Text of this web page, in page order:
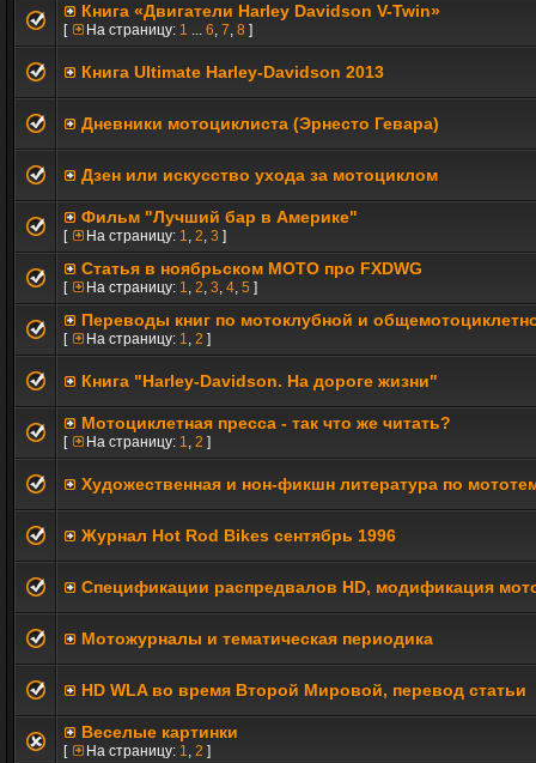
Книга «Двигатели Harley Davidson V-Twin»
[ На страницу: 1 ... 6, 7, 8 ]
Книга Ultimate Harley-Davidson 2013
Дневники мотоциклиста (Эрнесто Гевара)
Дзен или искусство ухода за мотоциклом
Фильм "Лучший бар в Америке"
[ На страницу: 1, 2, 3 ]
Статья в ноябрьском МОТО про FXDWG
[ На страницу: 1, 2, 3, 4, 5 ]
Переводы книг по мотоклубной и
[ На страницу: 1, 2 ]
Книга "Harley-Davidson. На дороге жизни"
Мотоциклетная пресса - так что же читать?
[ На страницу: 1, 2 ]
Художественная и нон-фикшн литература по
Журнал Hot Rod Bikes сентябрь 1996
Спецификации распредвалов HD, модификация
Мотожурналы и тематическая периодика
HD WLA во время Второй Мировой, перевод статьи
Веселые картинки
[ На страницу: 1, 2 ]